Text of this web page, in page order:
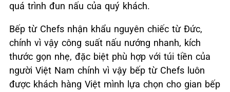
quá trình đun nấu của quý khách.
Bếp từ Chefs nhận khẩu nguyên chiếc từ Đức,
chính vì vậy công suất nấu nướng nhanh, kích
thước gọn nhẹ, đặc biệt phù hợp với túi tiền của
người Việt Nam chính vì vậy bếp từ Chefs luôn
được khách hàng Việt mình lựa chọn cho gian bếp